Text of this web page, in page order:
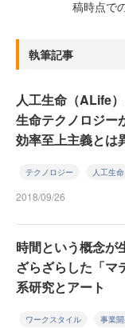
稿時点で
執筆記事
人工生命（ALife
生命テクノロジー
効率至上主義とは
テクノロジー 人工生命
2018/09/26
時間という概念が
ざらざらした「
系研究とアート
ワークスタイル 事業